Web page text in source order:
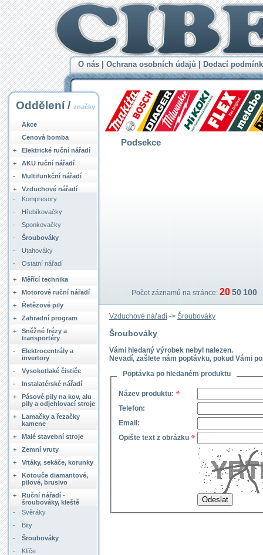
O nás Ochrana osobních údajů Dodací
Podsekce
Počet záznamů na stránce: 2050 100
Vzduchové nářadí -> Šroubováky
Šroubováky
Vámi hledaný výrobek nebyl nalezen.
Nevadí, zašlete nám poptávku, pokud Vámi
Poptávka po hledaném produktu
Název produktu:
Telefon:
Email:
Opište text z obrázku
Oddělení / značky
Akce
Cenová bomba
+
Elektrické ruční nářadí
+
AKU ruční nářadí
-
Multifunkční nářadí
+
Vzduchové nářadí
-
Kompresory
-
Hřebíkovačky
-
Sponkovačky
-
Šroubováky
-
Utahováky
-
Ostatní nářadí
+
Měřící technika
+
Motorové ruční nářadí
+
Řetězové pily
+
Zahradní program
+
Sněžné frézy a
transportéry
-
Elektrocentrály a
invertory
-
Vysokotlaké čističe
-
Instalatérské nářadí
+
Pásové pily na kov, alu
pily a odjehlovací stroje
+
Lamačky a řezačky
kamene
+
Malé stavební stroje
+
Zemní vruty
+
Vrtáky, sekáče, korunky
+
Kotouče diamantové,
pilové, brusivo
+
Ruční nářadí -
šroubováky, kleště
-
Svěráky
-
Bity
-
Šroubováky
-
Klíče